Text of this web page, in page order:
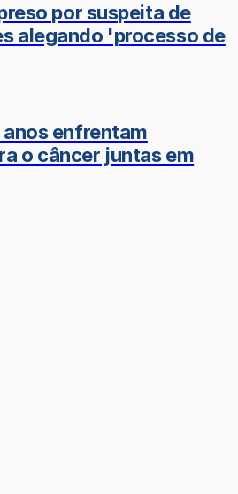
por suspeita de
alegando 'processo de
anos enfrentam
o câncer juntas em